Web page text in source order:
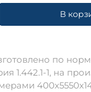
В
по
1.442.1-1, на